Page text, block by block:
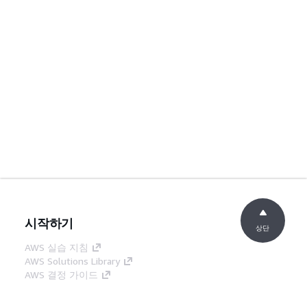
시작하기
AWS 실습 지침
AWS Solutions Library
AWS 결정 가이드
상단